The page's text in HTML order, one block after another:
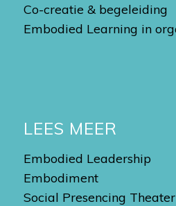
Co-creatie & begeleiding
Embodied Learning in
LEES MEER
Embodied Leadership
Embodiment
Social Presencing Theater